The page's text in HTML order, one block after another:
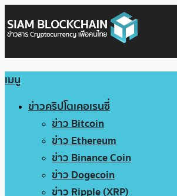
เมนู
ข่าวคริปโตเคอเรนซี่
ข่าว Bitcoin
ข่าว Ethereum
ข่าว Binance Coin
ข่าว Dogecoin
ข่าว Ripple (XRP)